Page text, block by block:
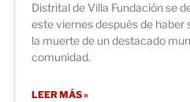
Distrital de Villa Fundación se
este viernes después de haber
la muerte de un destacado
comunidad.
LEER MÁS »